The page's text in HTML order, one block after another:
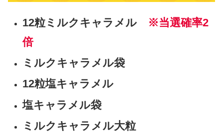
12粒ミルクキャラメル
※当選確率2
倍
ミルクキャラメル袋
12粒塩キャラメル
塩キャラメル袋
ミルクキャラメル大粒